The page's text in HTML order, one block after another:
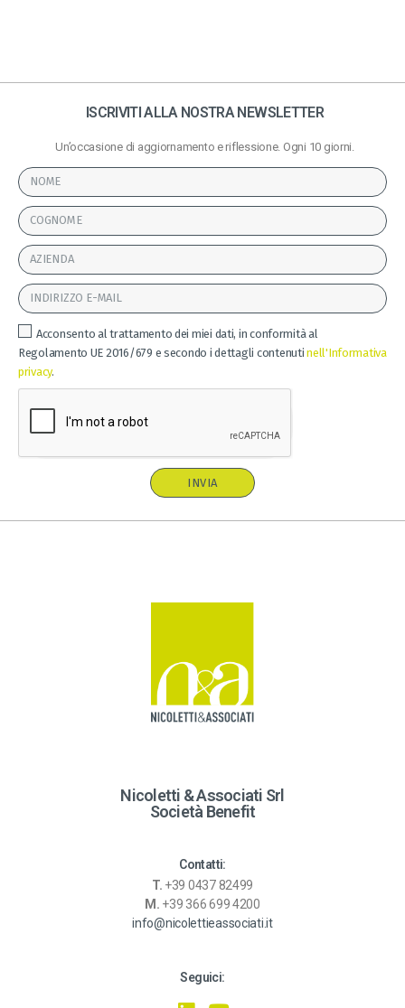
ISCRIVITI ALLA NOSTRA NEWSLETTER
Un’occasione di aggiornamento e riflessione. Ogni 10 giorni.
Acconsento al trattamento dei miei dati, in conformità al
Regolamento UE 2016/679 e secondo i dettagli contenutinell'Informativa
privacy.
INVIA
l
Nicoletti & Associati Srl
Società Benefit
Contatti:
T. +39 0437 82499
M. +39 366 699 4200
info@nicolettieassociati.it
Seguici: